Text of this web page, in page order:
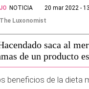
NOTICIA
20 mar 2022 -
The Luxonomist
saca al
de un producto
beneficios de la dieta